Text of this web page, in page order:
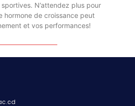
N’attendez plus pour
hormone de croissance peut
et vos performances!